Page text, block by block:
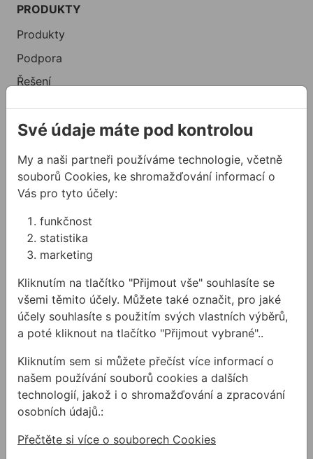
PRODUKTY
Produkty
Podpora
Řešení
Kontakty
Akce a výprodej
PODPORA
Služby
Ke stažení
Rady a tipy
KONTAKTY
Společnost
Kancelář
Technická podpora
Zákaznická podpora
Servis nářadí
O NÁS
Kdo jsme
35 let ALLMEDIA
Své údaje máte pod kontrolou
My a naši partneři používáme technologie, včetně
souborů Cookies, ke shromažďování informací o
Vás pro tyto účely:
funkčnost
statistika
marketing
Kliknutím na tlačítko "Přijmout vše" souhlasíte se
všemi těmito účely. Můžete také označit, pro jaké
účely souhlasíte s použitím svých vlastních výběrů,
a poté kliknout na tlačítko "Přijmout vybrané"..
Kliknutím sem si můžete přečíst více informací o
našem používání souborů cookies a dalších
technologií, jakož i o shromažďování a zpracování
osobních údajů.:
Přečtěte si více o souborech Cookies